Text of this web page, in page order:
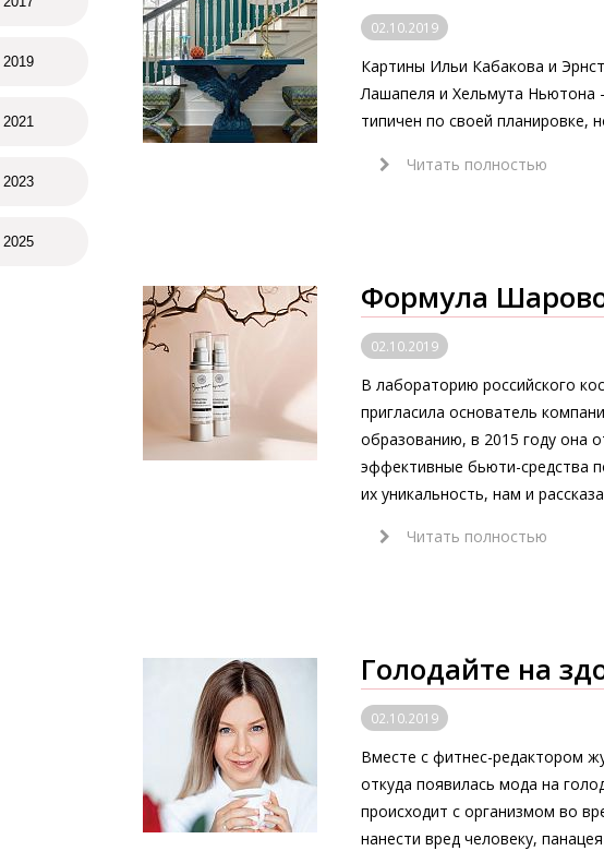
02.10.2019
Картины Ильи Кабакова и
Лашапеля и Хельмута
типичен по своей планировке,
Читать полностью
Формула
02.10.2019
В лабораторию российского
пригласила основатель
образованию, в 2015 году она
эффективные бьюти-средства
их уникальность, нам и
Читать полностью
Голодайте на
02.10.2019
Вместе с фитнес-редактором
откуда появилась мода на
происходит с организмом во
нанести вред человеку,